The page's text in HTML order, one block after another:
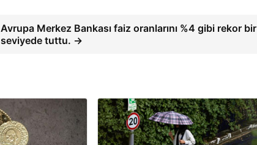
Avrupa Merkez Bankası faiz oranlarını %4 gibi rekor bir
seviyede tuttu. →